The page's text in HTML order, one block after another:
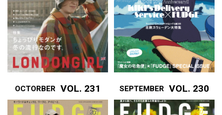
OCTORBER VOL. 231 SEPTEMBER VOL. 230